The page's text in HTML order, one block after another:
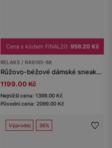
Cena s kódem FINAL20: 959.20 Kč
RELAKS / R46185-88
Růžovo-béžové dámské sneakers RELAKS s prodyšným mesh panelem
1199.00 Kč
Nejnižší cena: 1399.00 Kč
Původní cena: 2099.00 Kč
Výprodej 36%